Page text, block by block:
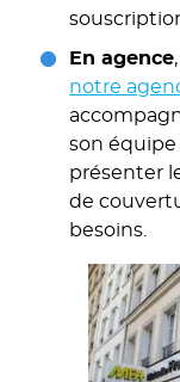
En agence
notre
son
présenter
de
besoins.